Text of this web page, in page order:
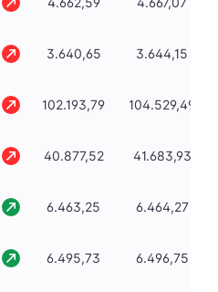
3.640,65 3.644,15
102.193,79 104.529,49
40.877,52 41.683,93
6.463,25 6.464,27
6.495,73 6.496,75